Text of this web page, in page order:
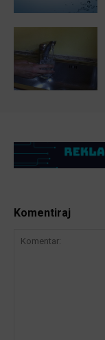
Komentiraj